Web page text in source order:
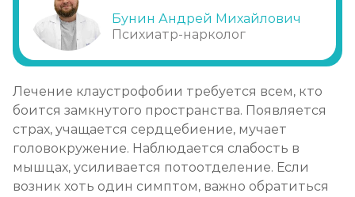
Лечение биполярного расстройства
от 1 450 ₽
Записаться
Бунин Андрей Михайлович
Психиатр-нарколог
Лечение клаустрофобии требуется всем, кто
боится замкнутого пространства. Появляется
страх, учащается сердцебиение, мучает
головокружение. Наблюдается слабость в
мышцах, усиливается потоотделение. Если
возник хоть один симптом, важно обратиться